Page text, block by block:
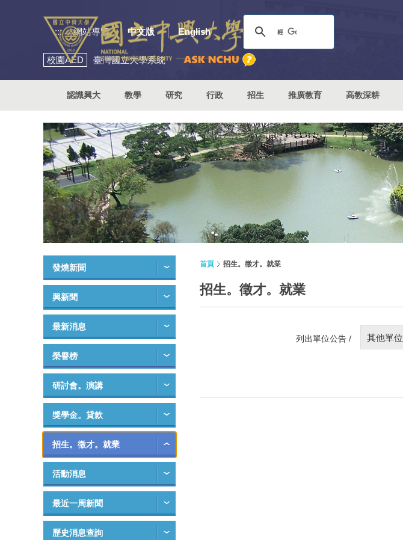
::: 網站導覽 中文版 English
校園AED 臺灣國立大學系統
認識興大 教學 研究 行政 招生 推廣教育 高教深耕
發燒新聞
興新聞
最新消息
榮譽榜
研討會。演講
獎學金。貸款
招生。徵才。就業
活動消息
最近一周新聞
歷史消息查詢
首頁 招生。徵才。就業
招生。徵才。就業
列出單位公告 / 其他單位